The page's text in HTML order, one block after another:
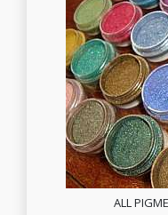
ALL